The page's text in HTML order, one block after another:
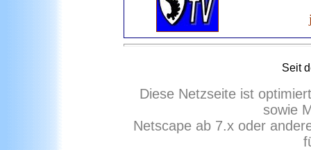
Seit
Diese Netzseite ist
sowie
Netscape ab 7.x oder